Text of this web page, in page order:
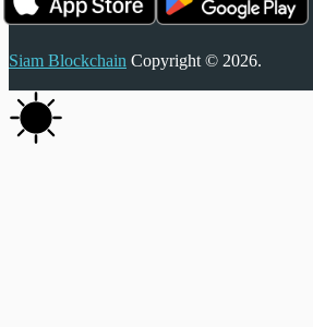
Siam Blockchain Copyright © 2026.